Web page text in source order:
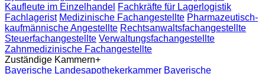
Kaufleute im Einzelhandel Fachkräfte für Lagerlogistik
Fachlagerist Medizinische Fachangestellte Pharmazeutisch-
kaufmännische Angestellte Rechtsanwaltsfachangestellte
Steuerfachangestellte Verwaltungsfachangestellte
Zahnmedizinische Fachangestellte
Zuständige Kammern+
Bayerische Landesapothekerkammer Bayerische